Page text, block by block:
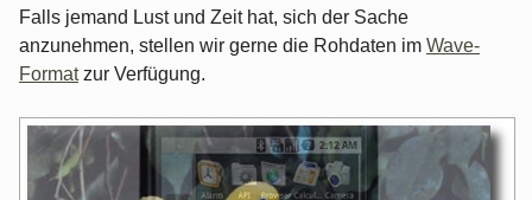
Falls jemand Lust und Zeit hat, sich der Sache
anzunehmen, stellen wir gerne die Rohdaten im Wave-
Formatzur Verfügung.